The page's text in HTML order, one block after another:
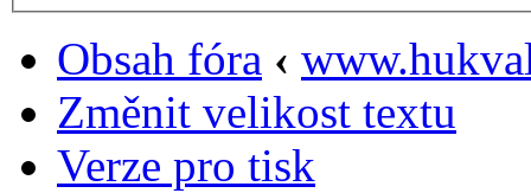
Obsah fóra ‹
Změnit velikost textu
Verze pro tisk